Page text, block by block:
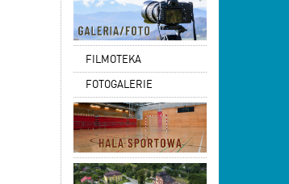
FILMOTEKA
FOTOGALERIE